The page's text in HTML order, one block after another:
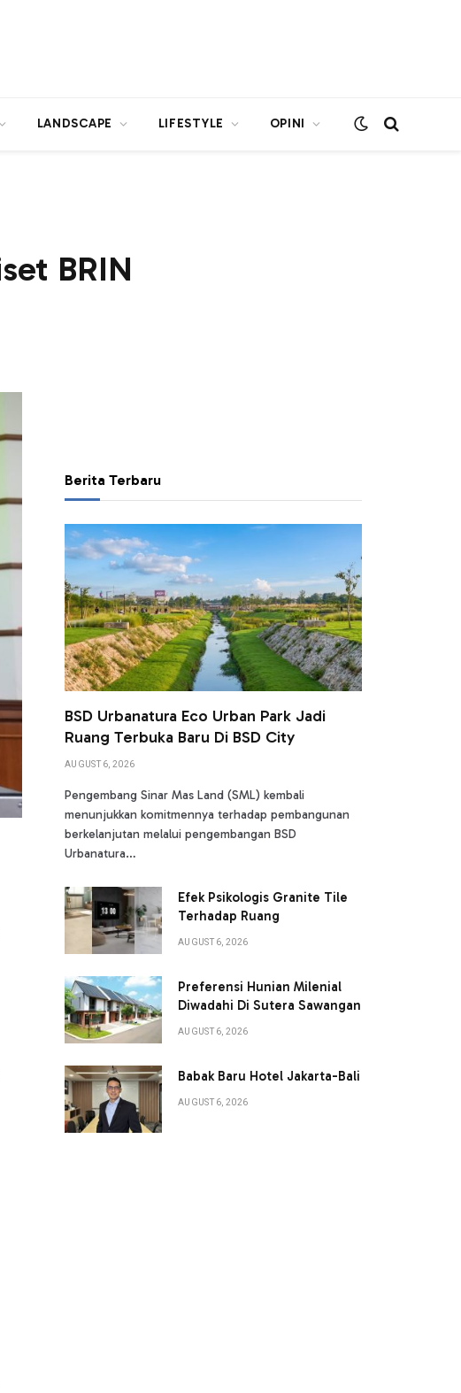
LANDSCAPE LIFESTYLE OPINI
BRIN
Berita Terbaru
BSD Urbanatura Eco Urban Park Jadi
Ruang Terbuka Baru Di BSD City
AUGUST 6, 2026
Pengembang Sinar Mas Land (SML) kembali
menunjukkan komitmennya terhadap pembangunan
berkelanjutan melalui pengembangan BSD
Urbanatura…
Efek Psikologis Granite Tile
Terhadap Ruang
AUGUST 6, 2026
Preferensi Hunian Milenial
Diwadahi Di Sutera Sawangan
AUGUST 6, 2026
Babak Baru Hotel Jakarta-Bali
AUGUST 6, 2026